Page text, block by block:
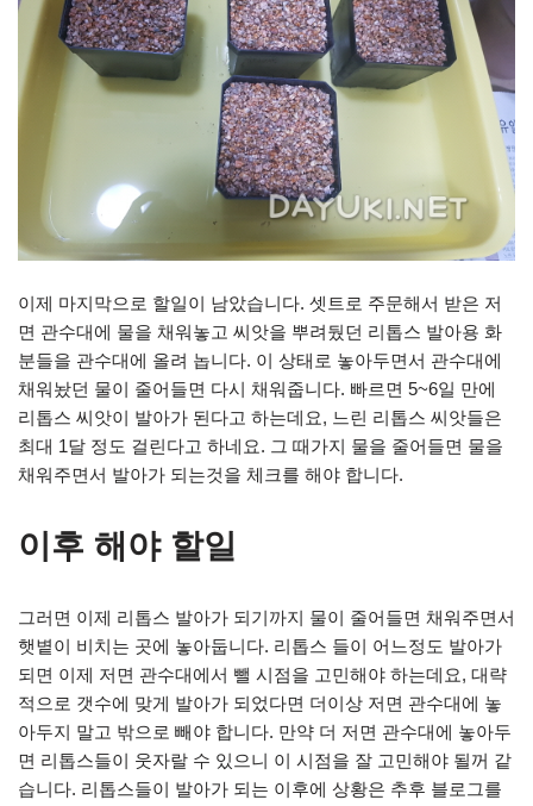
이제 마지막으로 할일이 남았습니다. 셋트로 주문해서 받은 저
면 관수대에 물을 채워놓고 씨앗을 뿌려뒀던 리톱스 발아용 화
분들을 관수대에 올려 놉니다. 이 상태로 놓아두면서 관수대에
채워놨던 물이 줄어들면 다시 채워줍니다. 빠르면 5~6일 만에
리톱스 씨앗이 발아가 된다고 하는데요, 느린 리톱스 씨앗들은
최대 1달 정도 걸린다고 하네요. 그 때가지 물을 줄어들면 물을
채워주면서 발아가 되는것을 체크를 해야 합니다.
이후 해야 할일
그러면 이제 리톱스 발아가 되기까지 물이 줄어들면 채워주면서
햇볕이 비치는 곳에 놓아둡니다. 리톱스 들이 어느정도 발아가
되면 이제 저면 관수대에서 뺄 시점을 고민해야 하는데요, 대략
적으로 갯수에 맞게 발아가 되었다면 더이상 저면 관수대에 놓
아두지 말고 밖으로 빼야 합니다. 만약 더 저면 관수대에 놓아두
면 리톱스들이 웃자랄 수 있으니 이 시점을 잘 고민해야 될꺼 같
습니다. 리톱스들이 발아가 되는 이후에 상황은 추후 블로그를